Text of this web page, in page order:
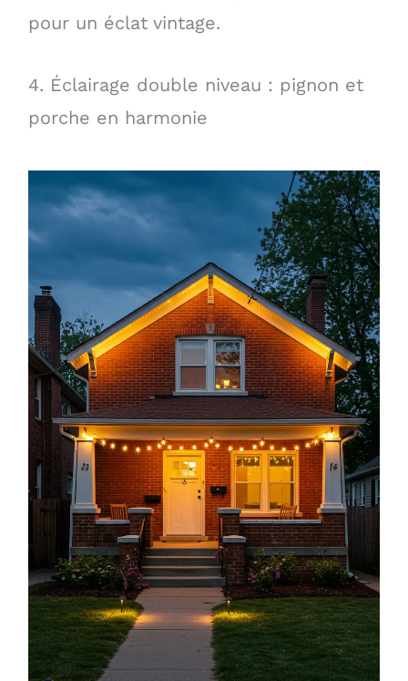
pour un éclat vintage.
4. Éclairage double niveau : pignon et
porche en harmonie